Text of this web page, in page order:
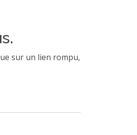
sur un lien rompu,